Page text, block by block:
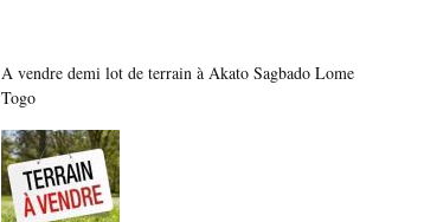
A vendre demi lot de terrain à Akato Sagbado Lome
Togo